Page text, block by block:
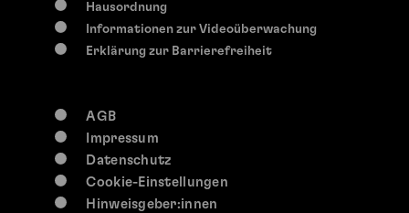
Hausordnung
Informationen zur Videoüberwachung
Erklärung zur Barrierefreiheit
AGB
Impressum
Datenschutz
Cookie-Einstellungen
Hinweisgeber:innen